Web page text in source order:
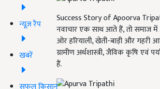
न्यूज़ रैप
खबरें
Success Story of Apoorva
नवाचार एक साथ आते हैं, तो समाज में
ओर हरियाली, खेती-बाड़ी और गहरी
ग्रामीण अर्थशास्त्री, जैविक कृषि एवं
हैं.